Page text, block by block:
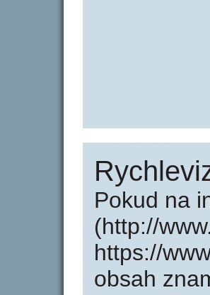
Pokud na
(http://
https://
obsah